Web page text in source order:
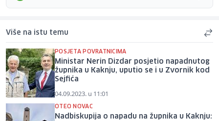
Više na istu temu
POSJETA POVRATNICIMA
Ministar Nerin Dizdar posjetio napadnutog
župnika u Kaknju, uputio se i u Zvornik kod
Sejfića
04.09.2023. u 11:01
OTEO NOVAC
Nadbiskupija o napadu na župnika u Kaknju: